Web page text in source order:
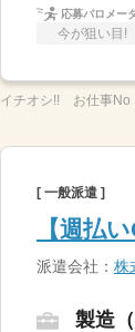
応募バロメー
今が狙い目!
イチオシ!! お仕事No
[ 一般派遣 ]
【週払
派遣会社： 株
製造